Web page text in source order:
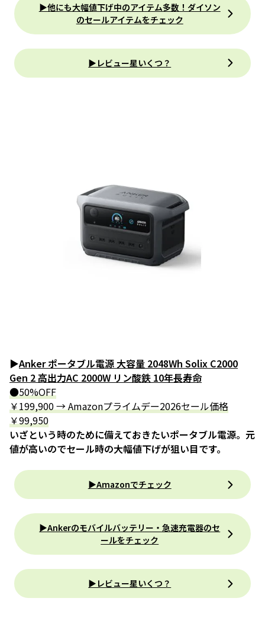
▶︎他にも大幅値下げ中のアイテム多数！ダイソン
のセールアイテムをチェック
▶レビュー星いくつ？
▶Anker ポータブル電源 大容量 2048Wh Solix C2000
Gen 2 高出力AC 2000W リン酸鉄 10年長寿命
●50%OFF
￥199,900 → Amazonプライムデー2026セール価格
￥99,950
いざという時のために備えておきたいポータブル電源。元
値が高いのでセール時の大幅値下げが狙い目です。
▶Amazonでチェック
▶︎Ankerのモバイルバッテリー・急速充電器のセ
ールをチェック
▶レビュー星いくつ？